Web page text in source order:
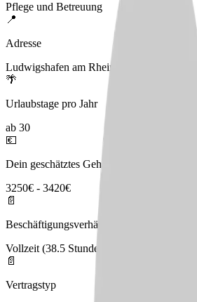
Pflege und Betreuung
📍
Adresse
Ludwigshafen am Rhein
🌴
Urlaubstage pro Jahr
ab 30
💶
Dein geschätztes Gehalt
3250€ - 3420€
📄
Beschäftigungsverhältnis
Vollzeit (38.5 Stunden), Teilzeit
📄
Vertragstyp